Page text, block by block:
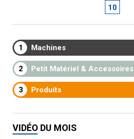
10
1 Machines
2 Petit Matériel & Accessoires
3 Produits
VIDÉO DU MOIS